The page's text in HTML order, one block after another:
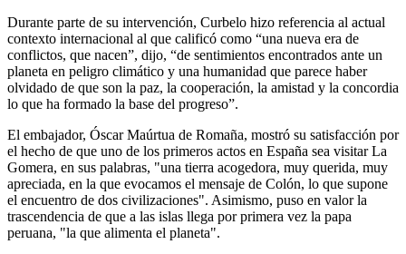
Durante parte de su intervención, Curbelo hizo referencia al actual
contexto internacional al que calificó como “una nueva era de
conflictos, que nacen”, dijo, “de sentimientos encontrados ante un
planeta en peligro climático y una humanidad que parece haber
olvidado de que son la paz, la cooperación, la amistad y la concordia
lo que ha formado la base del progreso”.
El embajador, Óscar Maúrtua de Romaña, mostró su satisfacción por
el hecho de que uno de los primeros actos en España sea visitar La
Gomera, en sus palabras, "una tierra acogedora, muy querida, muy
apreciada, en la que evocamos el mensaje de Colón, lo que supone
el encuentro de dos civilizaciones". Asimismo, puso en valor la
trascendencia de que a las islas llega por primera vez la papa
peruana, "la que alimenta el planeta".